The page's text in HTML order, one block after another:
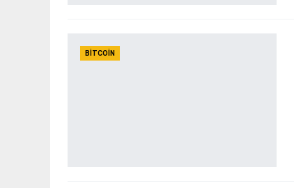
BITCOIN